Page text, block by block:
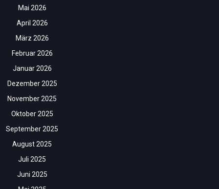
Mai 2026
April 2026
März 2026
Februar 2026
Januar 2026
Dezember 2025
November 2025
Oktober 2025
September 2025
August 2025
Juli 2025
Juni 2025